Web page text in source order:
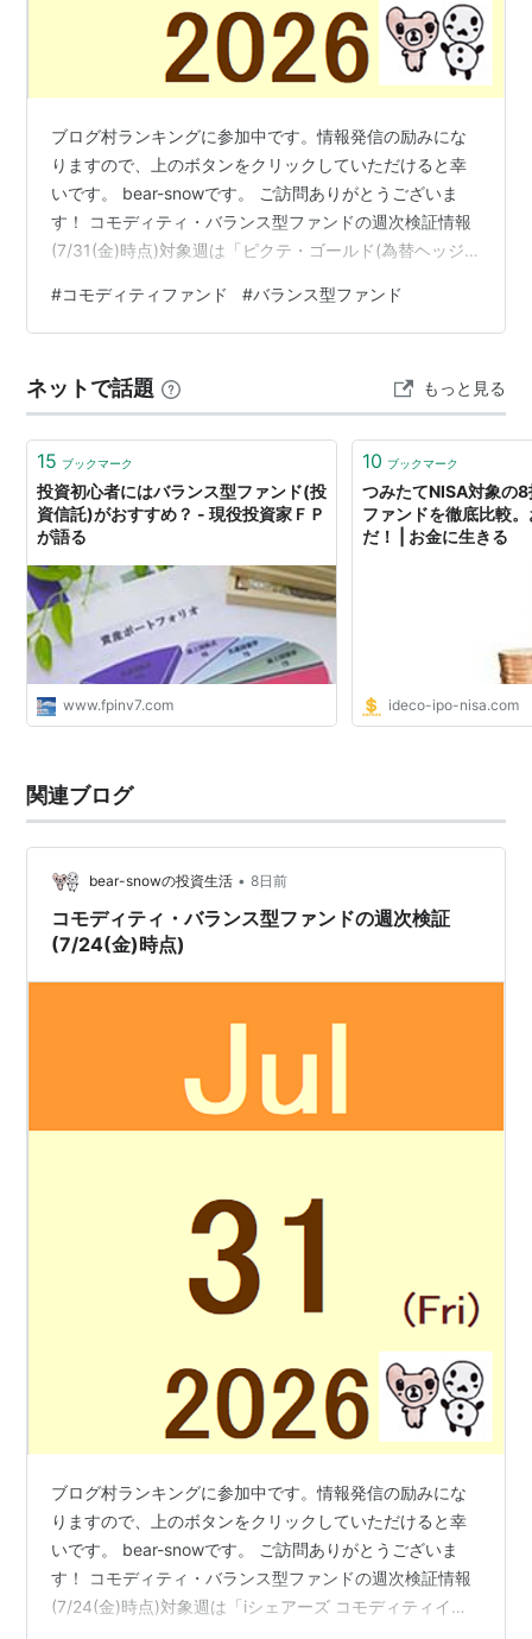
ブログ村ランキングに参加中です。情報発信の励みにな
りますので、上のボタンをクリックしていただけると幸
いです。 bear-snowです。 ご訪問ありがとうございま
す！ コモディティ・バランス型ファンドの週次検証情報
(7/31(金)時点)対象週は「ピクテ・ゴールド(為替ヘッジ
(7/27(月)～7/31(金)) 1位 +1.43% ピクテ・ゴールド(為替
ヘッジあり) 2位 -0.52% ゴールド・ファンド(為替ヘッジ
4位 -0.58% ニッセイ・インデックスバランスF(4資産均
等型…
#コモディティファンド #バランス型ファンド
ネットで話題 もっと見る
15 ブックマーク
投資初心者にはバランス型ファンド(投
資信託)がおすすめ？ - 現役投資家ＦＰ
が語る
www.fpinv7.com
10 ブックマーク
つみたてNISA対象の
ファンドを徹底比較
だ！ | お金に生きる
ideco-ipo-nisa.com
関連ブログ
bear-snowの投資生活 • 8日前
コモディティ・バランス型ファンドの週次検証
(7/24(金)時点)
ブログ村ランキングに参加中です。情報発信の励みにな
りますので、上のボタンをクリックしていただけると幸
いです。 bear-snowです。 ご訪問ありがとうございま
す！ コモディティ・バランス型ファンドの週次検証情報
(7/24(金)時点)対象週は「iシェアーズ コモディティイン